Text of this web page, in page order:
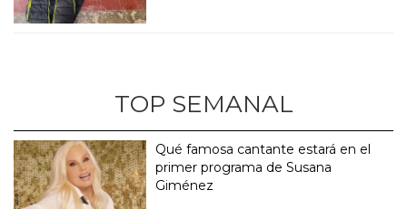
TOP SEMANAL
Qué famosa cantante estará en el
primer programa de Susana
Giménez